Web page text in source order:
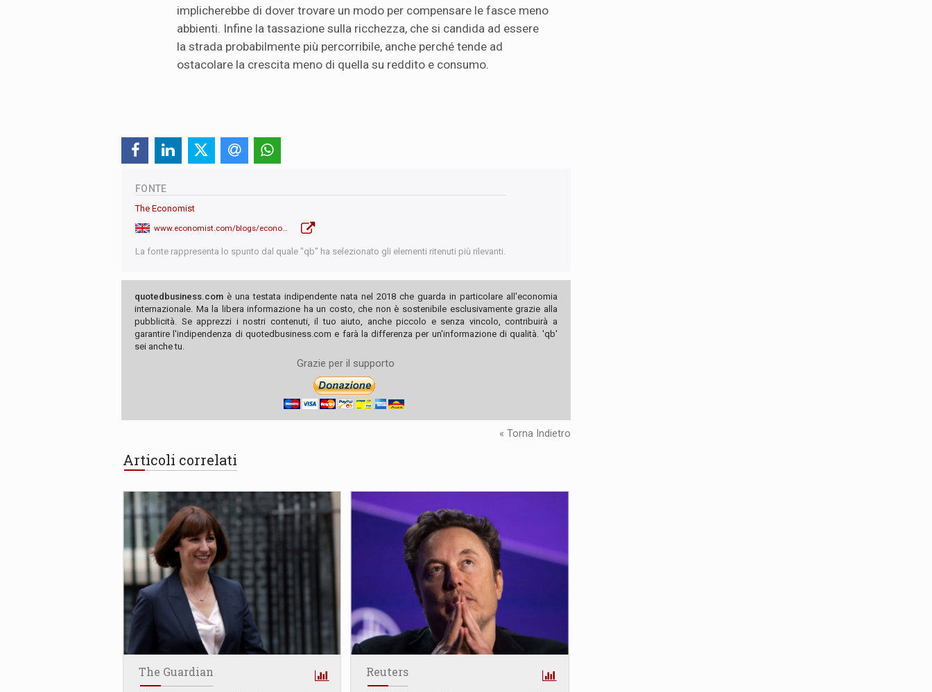
implicherebbe di dover trovare un modo per compensare le fasce meno
abbienti. Infine la tassazione sulla ricchezza, che si candida ad essere
la strada probabilmente più percorribile, anche perché tende ad
ostacolare la crescita meno di quella su reddito e consumo.
FONTE
The Economist
La fonte rappresenta lo spunto dal quale "qb" ha selezionato gli elementi ritenuti più rilevanti.
quotedbusiness.com è una testata indipendente nata nel 2018 che guarda in particolare all'economia
internazionale. Ma la libera informazione ha un costo, che non è sostenibile esclusivamente grazie alla
pubblicità. Se apprezzi i nostri contenuti, il tuo aiuto, anche piccolo e senza vincolo, contribuirà a
garantire l'indipendenza di quotedbusiness.com e farà la differenza per un'informazione di qualità. 'qb'
sei anche tu.
Grazie per il supporto
« Torna Indietro
Articoli correlati
The Guardian Reuters